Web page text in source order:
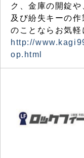
ク、金庫の開錠
及び紛失キーの
のことならお気軽
http://
op.html